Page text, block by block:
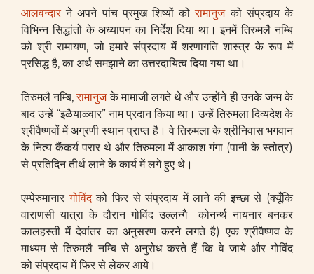
आलवन्दारने अपने पांच प्रमुख शिष्यों कोरामानुजको संप्रदाय के
विभिन्न सिद्धांतों के अध्यापन का निर्देश दिया था। इनमें तिरुमलै नम्बि
को श्री रामायण, जो हमारे संप्रदाय में शरणागति शास्त्र के रूप में
प्रसिद्ध है, का अर्थ समझाने का उत्तरदायित्व दिया गया था।
तिरुमलै नम्बि,रामानुजके मामाजी लगते थे और उन्होंने ही उनके जन्म के
बाद उन्हें “इळैयाळ्वार” नाम प्रदान किया था। उन्हें तिरुमला दिव्यदेश के
श्रीवैष्णवों में अग्रणी स्थान प्राप्त है। वे तिरुमला के श्रीनिवास भगवान
के नित्य कैंकर्य परार थे और तिरुमला में आकाश गंगा (पानी के स्तोत्र)
से प्रतिदिन तीर्थ लाने के कार्य में लगे हुए थे।
एम्पेरुमानारगोविंदको फिर से संप्रदाय में लाने की इच्छा से (क्यूँकि
वाराणसी यात्रा के दौरान गोविंद उल्लन्गै कोनर्न्थ नायनार बनकर
कालहस्ती में देवांतर का अनुसरण करने लगते है) एक श्रीवैष्णव के
माध्यम से तिरुमलै नम्बि से अनुरोध करते हैं कि वे जाये और गोविंद
को संप्रदाय में फिर से लेकर आये।